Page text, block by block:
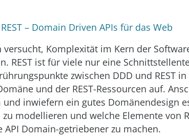
– Domain Driven APIs für das Web
versucht, Komplexität im Kern der
REST ist für viele nur eine
zwischen DDD und REST
und der REST-Ressourcen auf.
inwiefern ein gutes Domänendesign
zu modellieren und welche Elemente von
Domain-getriebener zu machen.